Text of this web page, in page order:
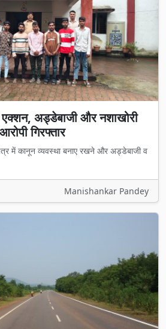
एक्शन, अड्डेबाजी और नशाखोरी
गिरफ्तार
में कानून व्यवस्था बनाए रखने और अड्डेबाजी व
Manishankar Pandey